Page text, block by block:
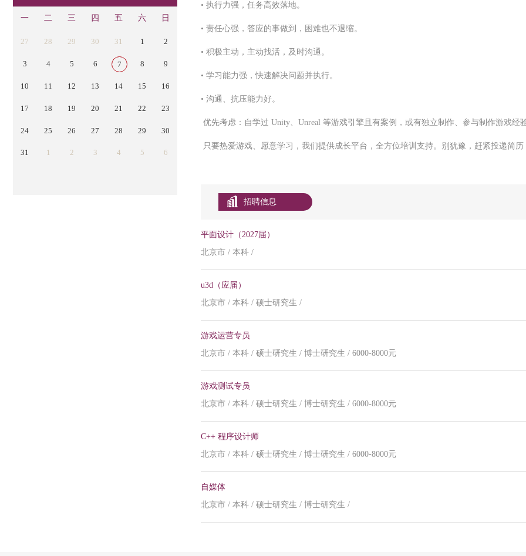
一 二 三 四 五 六 日
27 28 29 30 31 1 2
3 4 5 6 7 8 9
10 11 12 13 14 15 16
17 18 19 20 21 22 23
24 25 26 27 28 29 30
31 1 2 3 4 5 6
• 执行力强，任务高效落地。
• 责任心强，答应的事做到，困难也不退缩。
• 积极主动，主动找活，及时沟通。
• 学习能力强，快速解决问题并执行。
• 沟通、抗压能力好。
优先考虑：自学过 Unity、Unreal 等游戏引擎且有案例，或有独立制作、参与制作游戏经
只要热爱游戏、愿意学习，我们提供成长平台，全方位培训支持。别犹豫，赶紧投递简
招聘信息
平面设计（2027届）
北京市 / 本科 /
u3d（应届）
北京市 / 本科 / 硕士研究生 /
游戏运营专员
北京市 / 本科 / 硕士研究生 / 博士研究生 / 6000-8000元
游戏测试专员
北京市 / 本科 / 硕士研究生 / 博士研究生 / 6000-8000元
C++ 程序设计师
北京市 / 本科 / 硕士研究生 / 博士研究生 / 6000-8000元
自媒体
北京市 / 本科 / 硕士研究生 / 博士研究生 /